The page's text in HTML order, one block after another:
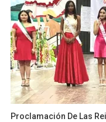
Proclamación De Las